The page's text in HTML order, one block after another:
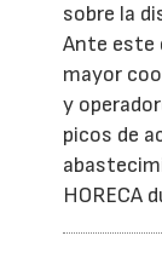
sobre la
Ante este
mayor
y
picos de
HORECA